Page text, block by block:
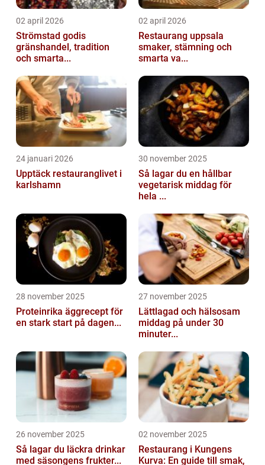
02 april 2026
Strömstad godis
gränshandel, tradition
och smarta...
02 april 2026
Restaurang uppsala
smaker, stämning och
smarta va...
24 januari 2026
Upptäck restauranglivet i
karlshamn
30 november 2025
Så lagar du en hållbar
vegetarisk middag för
hela ...
28 november 2025
Proteinrika äggrecept för
en stark start på dagen...
27 november 2025
Lättlagad och hälsosam
middag på under 30
minuter...
26 november 2025
Så lagar du läckra drinkar
med säsongens frukter...
02 november 2025
Restaurang i Kungens
Kurva: En guide till smak,